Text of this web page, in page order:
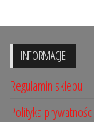
INFORMACJE
Regulamin sklepu
Polityka prywatności